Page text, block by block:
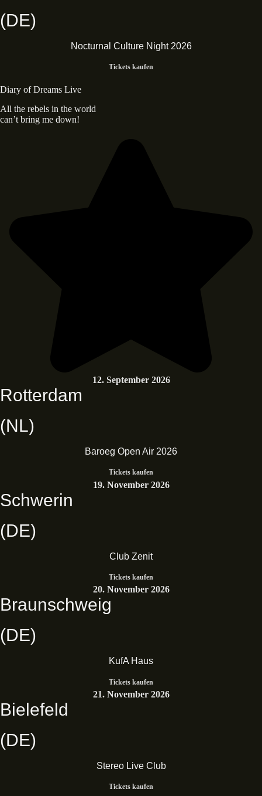
(DE)
Nocturnal Culture Night 2026
Tickets kaufen
Diary of Dreams Live
All the rebels in the world
can’t bring me down!
12. September 2026
Rotterdam
(NL)
Baroeg Open Air 2026
Tickets kaufen
19. November 2026
Schwerin
(DE)
Club Zenit
Tickets kaufen
20. November 2026
Braunschweig
(DE)
KufA Haus
Tickets kaufen
21. November 2026
Bielefeld
(DE)
Stereo Live Club
Tickets kaufen